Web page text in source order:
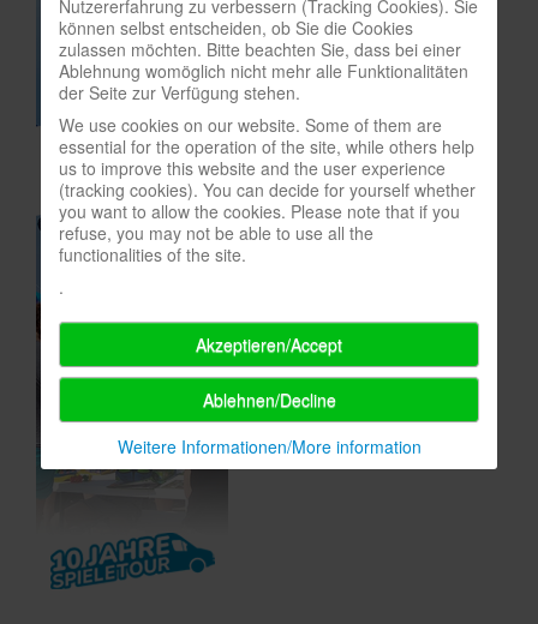
In eigener Sache-On our own behalf
Archivierte Meldungen-News archive
Nutzererfahrung zu verbessern (Tracking Cookies). Sie
können selbst entscheiden, ob Sie die Cookies
zulassen möchten. Bitte beachten Sie, dass bei einer
Ablehnung womöglich nicht mehr alle Funktionalitäten
der Seite zur Verfügung stehen.
We use cookies on our website. Some of them are
essential for the operation of the site, while others help
us to improve this website and the user experience
(tracking cookies). You can decide for yourself whether
you want to allow the cookies. Please note that if you
refuse, you may not be able to use all the
functionalities of the site.
.
Akzeptieren/Accept
Ablehnen/Decline
Weitere Informationen/More information